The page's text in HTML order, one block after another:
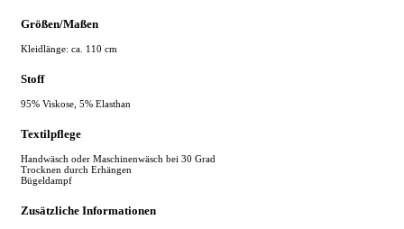
Größen/Maßen
Kleidlänge: ca. 110 cm
Stoff
95% Viskose, 5% Elasthan
Textilpflege
Handwäsch oder Maschinenwäsch bei 30 Grad
Trocknen durch Erhängen
Bügeldampf
Zusätzliche Informationen